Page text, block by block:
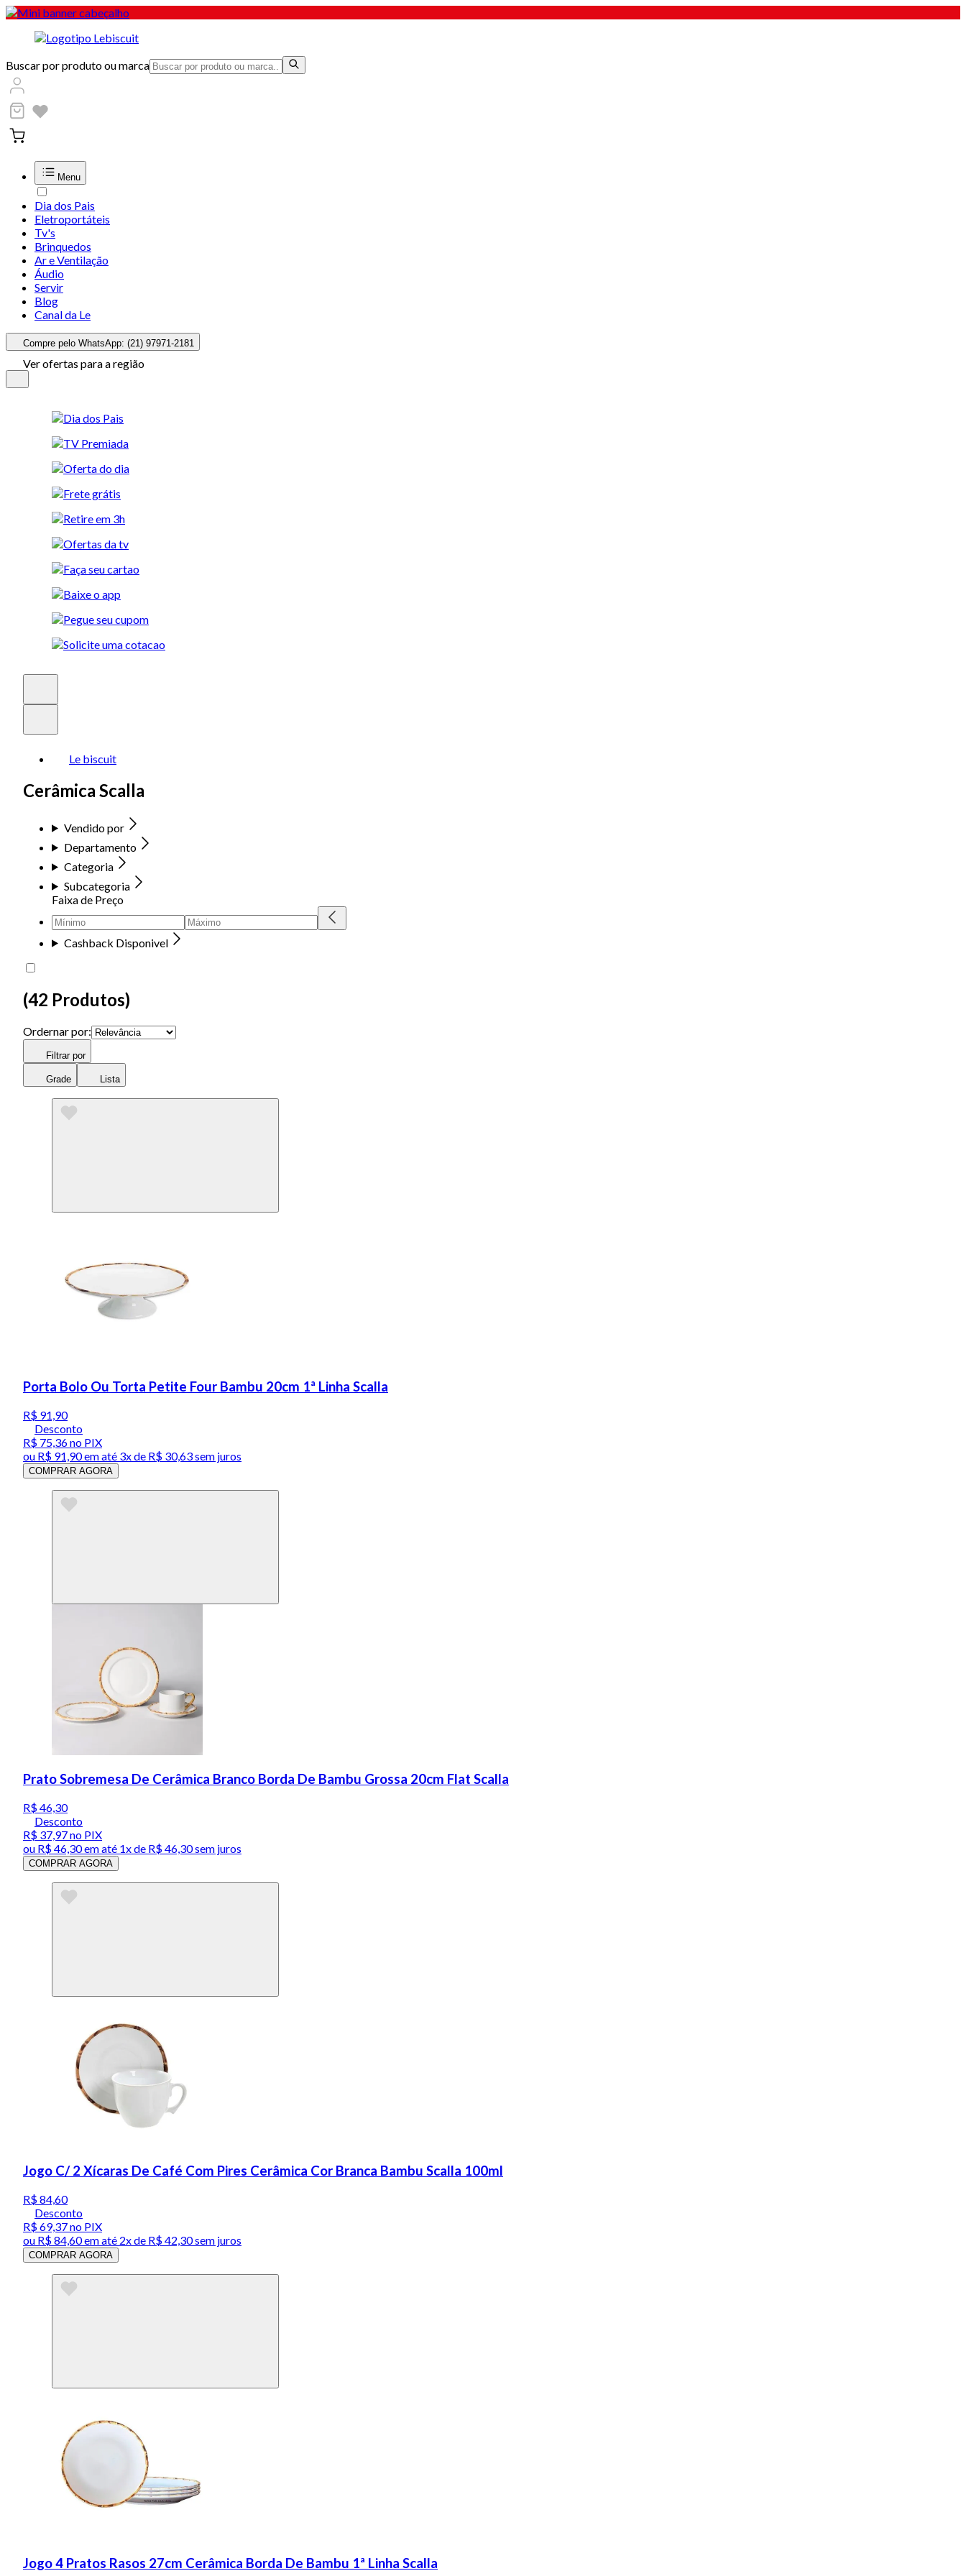
Buscar por produto ou marca
Menu
Dia dos Pais
Eletroportáteis
Tv's
Brinquedos
Ar e Ventilação
Áudio
Servir
Blog
Canal da Le
Compre pelo WhatsApp: (21) 97971-2181
Ver ofertas para a região
Le biscuit
Cerâmica Scalla
Vendido por
Departamento
Categoria
Subcategoria
Faixa de Preço
Cashback Disponivel
(42 Produtos)
Ordernar por:
Filtrar por
Grade Lista
Porta Bolo Ou Torta Petite Four Bambu 20cm 1ª Linha Scalla
R$ 91,90
Desconto
R$ 75,36no PIX
ou R$ 91,90em até 3x de R$ 30,63 sem juros
COMPRAR AGORA
Prato Sobremesa De Cerâmica Branco Borda De Bambu Grossa 20cm Flat Scalla
R$ 46,30
Desconto
R$ 37,97no PIX
ou R$ 46,30em até 1x de R$ 46,30sem juros
COMPRAR AGORA
Jogo C/ 2 Xícaras De Café Com Pires Cerâmica Cor Branca Bambu Scalla 100ml
R$ 84,60
Desconto
R$ 69,37no PIX
ou R$ 84,60em até 2x de R$ 42,30 sem juros
COMPRAR AGORA
Jogo 4 Pratos Rasos 27cm Cerâmica Borda De Bambu 1ª Linha Scalla